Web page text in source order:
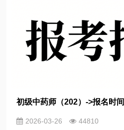
初级中药师（202）->报名时间
2026-03-26 44810